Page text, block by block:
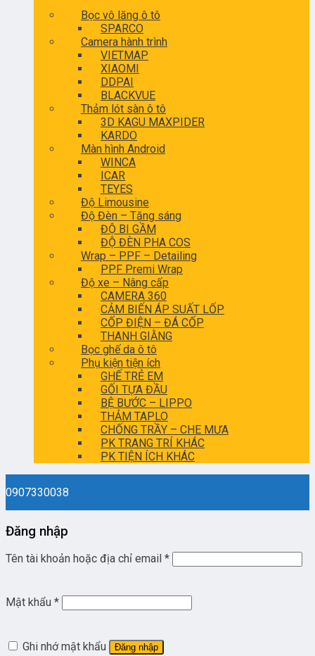
Bọc vô lăng ô tô
SPARCO
Camera hành trình
VIETMAP
XIAOMI
DDPAI
BLACKVUE
Thảm lót sàn ô tô
3D KAGU MAXPIDER
KARDO
Màn hình Android
WINCA
ICAR
TEYES
Độ Limousine
Độ Đèn – Tăng sáng
ĐỘ BI GẦM
ĐỘ ĐÈN PHA COS
Wrap – PPF – Detailing
PPF Premi Wrap
Độ xe – Nâng cấp
CAMERA 360
CẢM BIẾN ÁP SUẤT LỐP
CỐP ĐIỆN – ĐÁ CỐP
THANH GIẰNG
Bọc ghế da ô tô
Phụ kiện tiện ích
GHẾ TRẺ EM
GỐI TỰA ĐẦU
BỆ BƯỚC – LIPPO
THẢM TAPLO
CHỐNG TRẦY – CHE MƯA
PK TRANG TRÍ KHÁC
PK TIỆN ÍCH KHÁC
0907330038
Đăng nhập
Tên tài khoản hoặc địa chỉ email *
Mật khẩu *
Ghi nhớ mật khẩu Đăng nhập